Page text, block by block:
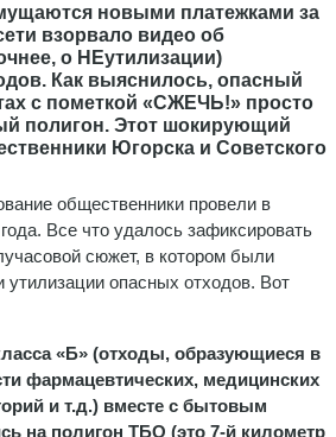
новыми платежками за
взорвало видео об
о НЕутилизации)
Как выяснилось, опасный
с пометкой «СЖЕЧЬ!» просто
полигон. Этот шокирующий
Югорска и Советского
общественники провели в
Все что удалось зафиксировать
сюжет, в котором были
утилизации опасных отходов. Вот
«Б» (отходы, образующиеся в
фармацевтических, медицинских
и т.д.) вместе с бытовым
на полигон ТБО (это 7-й километр